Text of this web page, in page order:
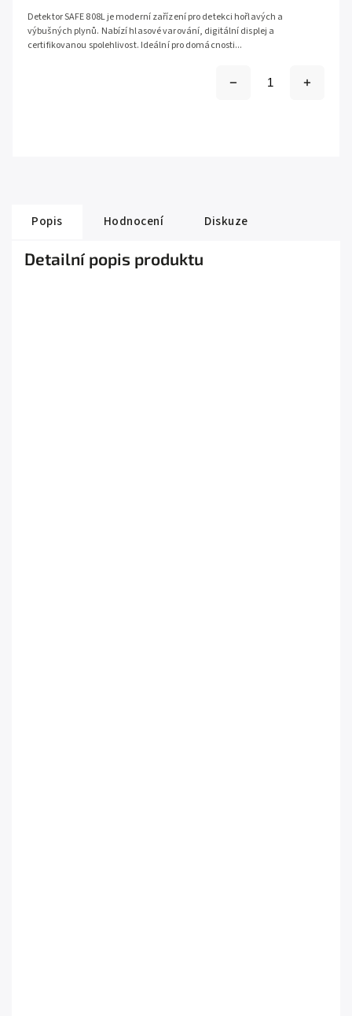
Detektor SAFE 808L je moderní zařízení pro detekci hořlavých a
výbušných plynů. Nabízí hlasové varování, digitální displej a
certifikovanou spolehlivost. Ideální pro domácnosti...
Popis Hodnocení Diskuze
Detailní popis produktu